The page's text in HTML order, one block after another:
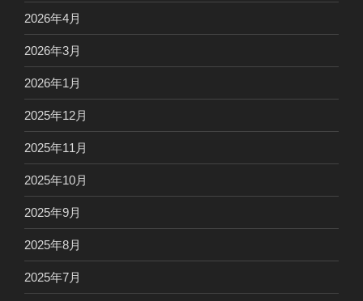
2026年4月
2026年3月
2026年1月
2025年12月
2025年11月
2025年10月
2025年9月
2025年8月
2025年7月